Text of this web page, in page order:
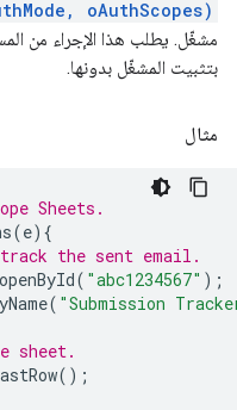
oAuthScopes)
مشغّل. يطلب هذا الإجراء من
بتثبيت المشغّل بدونها.
مثال
Sheets.
(e){
the sent email.
openById( "abc1234567" );
( "Submission
sheet.
();